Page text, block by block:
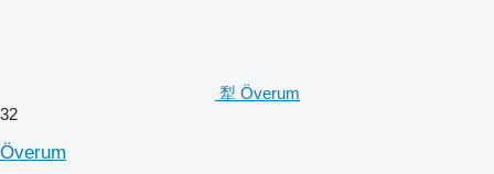
犁 Överum
32
Överum